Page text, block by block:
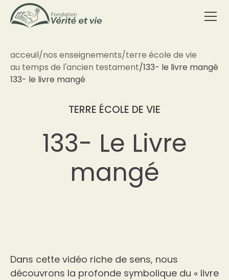
acceuil/nos enseignements/terre école de vie
au temps de l'ancien testament/133- le livre mangé
133- le livre mangé
TERRE ÉCOLE DE VIE
133- Le Livre
mangé
Dans cette vidéo riche de sens, nous
découvrons la profonde symbolique du « livre